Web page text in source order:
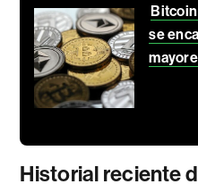
se
Historial reciente